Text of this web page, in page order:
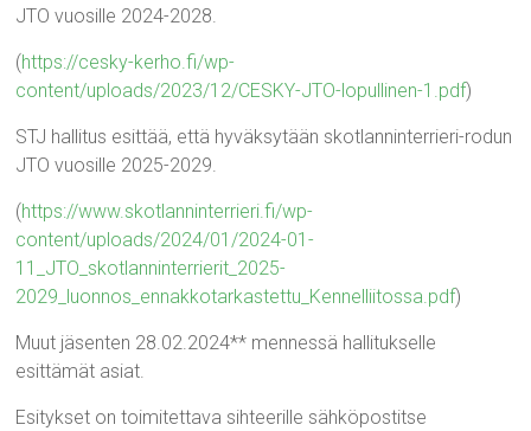
JTO vuosille 2024-2028.
(https://cesky-kerho.fi/wp-
content/uploads/2023/12/CESKY-JTO-lopullinen-1.pdf)
STJ hallitus esittää, että hyväksytään skotlanninterrieri-rodun
JTO vuosille 2025-2029.
(https://www.skotlanninterrieri.fi/wp-
content/uploads/2024/01/2024-01-
11_JTO_skotlanninterrierit_2025-
2029_luonnos_ennakkotarkastettu_Kennelliitossa.pdf)
Muut jäsenten 28.02.2024** mennessä hallitukselle
esittämät asiat.
Esitykset on toimitettava sihteerille sähköpostitse